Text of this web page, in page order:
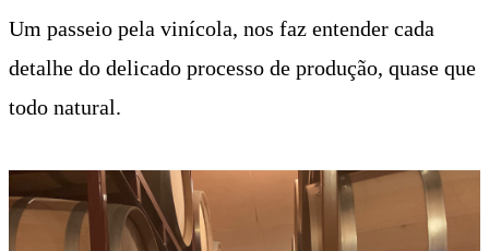
Um passeio pela vinícola, nos faz entender cada
detalhe do delicado processo de produção, quase que
todo natural.